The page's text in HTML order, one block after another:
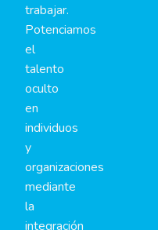
trabajar.
Potenciamos
el
talento
oculto
en
individuos
y
organizaciones
mediante
la
integración